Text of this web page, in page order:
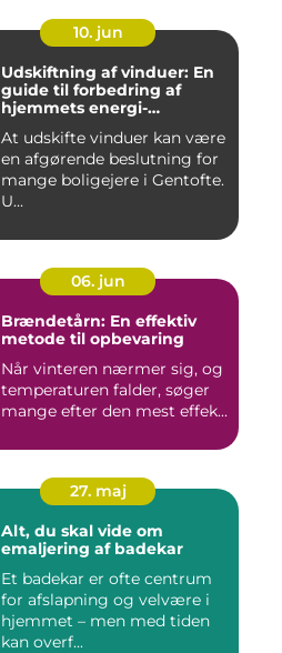
10. jun
Udskiftning af vinduer: En
guide til forbedring af
hjemmets energi-
At udskifte vinduer kan være
en afgørende beslutning for
mange boligejere i Gentofte.
U...
06. jun
Brændetårn: En effektiv
metode til opbevaring
Når vinteren nærmer sig, og
temperaturen falder, søger
mange efter den mest effek...
27. maj
Alt, du skal vide om
emaljering af badekar
Et badekar er ofte centrum
for afslapning og velvære i
hjemmet – men med tiden
kan overf...